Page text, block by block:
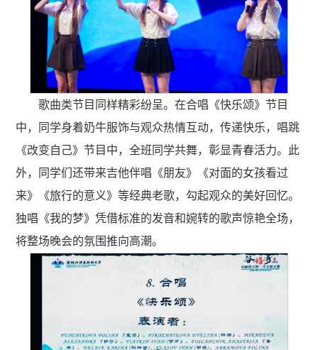
歌曲类节目同样精彩纷呈。在合唱《快乐颂》节目
中，同学身着奶牛服饰与观众热情互动，传递快乐，唱跳
《改变自己》节目中，全班同学共舞，彰显青春活力。此
外，同学们还带来吉他伴唱《朋友》《对面的女孩看过
来》《旅行的意义》等经典老歌，勾起观众的美好回忆。
独唱《我的梦》凭借标准的发音和婉转的歌声惊艳全场，
将整场晚会的氛围推向高潮。